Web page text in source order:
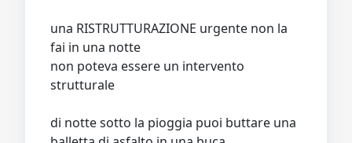
una RISTRUTTURAZIONE urgente non la
fai in una notte
non poteva essere un intervento
strutturale
di notte sotto la pioggia puoi buttare una